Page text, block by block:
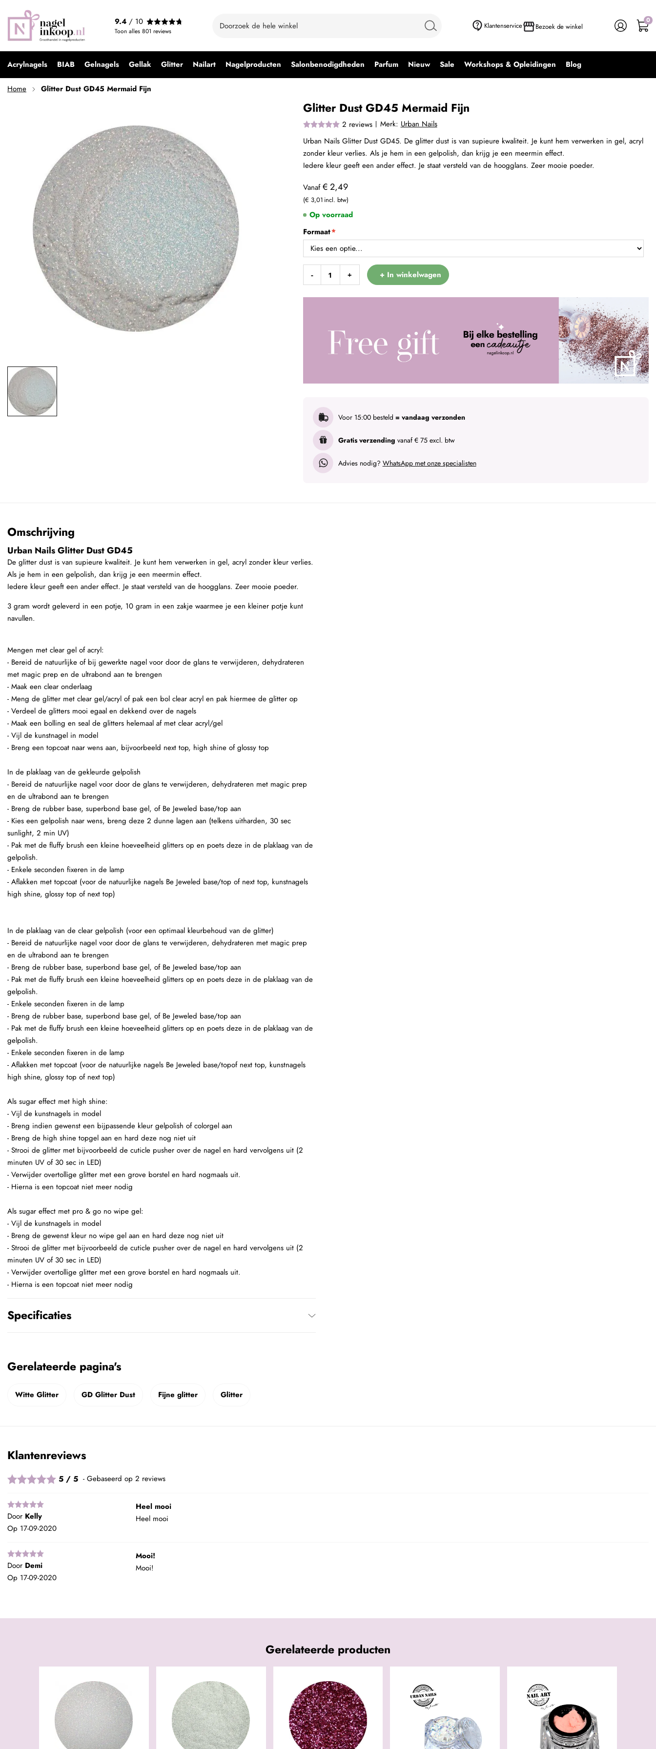
Klantenservice Bezoek de winkel
9.4 / 10
Toon alles 801 reviews
0
Acrylnagels BIAB Gelnagels Gellak Glitter Nailart Nagelproducten Salonbenodigdheden Parfum Nieuw Sale Workshops & Opleidingen Blog
Home Glitter Dust GD45 Mermaid Fijn
Glitter Dust GD45 Mermaid Fijn
Vanaf € 2,49
€ 3,01
Formaat
- + + In winkelwagen
2 reviews Merk: Urban Nails
Voor 15:00 besteld = vandaag verzonden
Gratis verzending vanaf € 75 excl. btw
Advies nodig? WhatsApp met onze specialisten
Op voorraad
Urban Nails Glitter Dust GD45. De glitter dust is van supieure kwaliteit. Je kunt hem verwerken in gel, acryl
zonder kleur verlies. Als je hem in een gelpolish, dan krijg je een meermin effect.
Iedere kleur geeft een ander effect. Je staat versteld van de hoogglans. Zeer mooie poeder.
Omschrijving
Urban Nails Glitter Dust GD45
De glitter dust is van supieure kwaliteit. Je kunt hem verwerken in gel, acryl zonder kleur verlies.
Als je hem in een gelpolish, dan krijg je een meermin effect.
Iedere kleur geeft een ander effect. Je staat versteld van de hoogglans. Zeer mooie poeder.
3 gram wordt geleverd in een potje, 10 gram in een zakje waarmee je een kleiner potje kunt
navullen.
Mengen met clear gel of acryl:
- Bereid de natuurlijke of bij gewerkte nagel voor door de glans te verwijderen, dehydrateren
met magic prep en de ultrabond aan te brengen
- Maak een clear onderlaag
- Meng de glitter met clear gel/acryl of pak een bol clear acryl en pak hiermee de glitter op
- Verdeel de glitters mooi egaal en dekkend over de nagels
- Maak een bolling en seal de glitters helemaal af met clear acryl/gel
- Vijl de kunstnagel in model
- Breng een topcoat naar wens aan, bijvoorbeeld next top, high shine of glossy top
In de plaklaag van de gekleurde gelpolish
- Bereid de natuurlijke nagel voor door de glans te verwijderen, dehydrateren met magic prep
en de ultrabond aan te brengen
- Breng de rubber base, superbond base gel, of Be Jeweled base/top aan
- Kies een gelpolish naar wens, breng deze 2 dunne lagen aan (telkens uitharden, 30 sec
sunlight, 2 min UV)
- Pak met de fluffy brush een kleine hoeveelheid glitters op en poets deze in de plaklaag van de
gelpolish.
- Enkele seconden fixeren in de lamp
- Aflakken met topcoat (voor de natuurlijke nagels Be Jeweled base/top of next top, kunstnagels
high shine, glossy top of next top)
In de plaklaag van de clear gelpolish (voor een optimaal kleurbehoud van de glitter)
- Bereid de natuurlijke nagel voor door de glans te verwijderen, dehydrateren met magic prep
en de ultrabond aan te brengen
- Breng de rubber base, superbond base gel, of Be Jeweled base/top aan
- Pak met de fluffy brush een kleine hoeveelheid glitters op en poets deze in de plaklaag van de
gelpolish.
- Enkele seconden fixeren in de lamp
- Breng de rubber base, superbond base gel, of Be Jeweled base/top aan
- Pak met de fluffy brush een kleine hoeveelheid glitters op en poets deze in de plaklaag van de
gelpolish.
- Enkele seconden fixeren in de lamp
- Aflakken met topcoat (voor de natuurlijke nagels Be Jeweled base/topof next top, kunstnagels
high shine, glossy top of next top)
Als sugar effect met high shine:
- Vijl de kunstnagels in model
- Breng indien gewenst een bijpassende kleur gelpolish of colorgel aan
- Breng de high shine topgel aan en hard deze nog niet uit
- Strooi de glitter met bijvoorbeeld de cuticle pusher over de nagel en hard vervolgens uit (2
minuten UV of 30 sec in LED)
- Verwijder overtollige glitter met een grove borstel en hard nogmaals uit.
- Hierna is een topcoat niet meer nodig
Als sugar effect met pro & go no wipe gel:
- Vijl de kunstnagels in model
- Breng de gewenst kleur no wipe gel aan en hard deze nog niet uit
- Strooi de glitter met bijvoorbeeld de cuticle pusher over de nagel en hard vervolgens uit (2
minuten UV of 30 sec in LED)
- Verwijder overtollige glitter met een grove borstel en hard nogmaals uit.
- Hierna is een topcoat niet meer nodig
Specificaties
Gerelateerde pagina's
Witte Glitter GD Glitter Dust Fijne glitter Glitter
Klantenreviews
5 / 5 Gebaseerd op 2 reviews
Door Kelly
Op 17-09-2020
Heel mooi
Heel mooi
Door Demi
Op 17-09-2020
Mooi!
Mooi!
Gerelateerde producten